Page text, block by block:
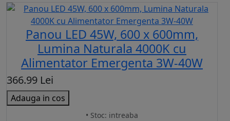
Panou LED 45W, 600 x 600mm,
Lumina Naturala 4000K cu
Alimentator Emergenta 3W-40W
366.99 Lei
Adauga in cos
• Stoc: intreaba